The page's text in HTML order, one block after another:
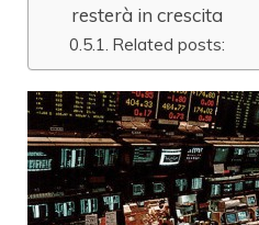
resterà in crescita
Related posts: